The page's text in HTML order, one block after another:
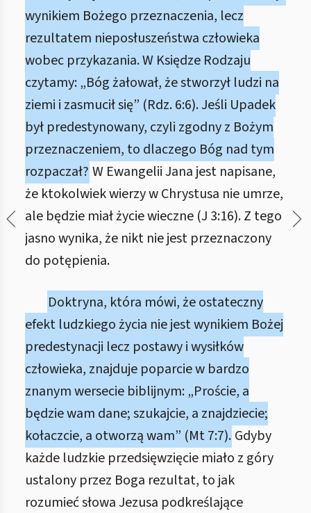
wynikiem Bożego przeznaczenia, lecz
rezultatem nieposłuszeństwa człowieka
wobec przykazania. W Księdze Rodzaju
czytamy: „Bóg żałował, że stworzył ludzi na
ziemi i zasmucił się” (Rdz. 6:6). Jeśli Upadek
był predestynowany, czyli zgodny z Bożym
przeznaczeniem, to dlaczego Bóg nad tym
rozpaczał? W Ewangelii Jana jest napisane,
że ktokolwiek wierzy w Chrystusa nie umrze,
ale będzie miał życie wieczne (J 3:16). Z tego
jasno wynika, że nikt nie jest przeznaczony
do potępienia.
Doktryna, która mówi, że ostateczny
efekt ludzkiego życia nie jest wynikiem Bożej
predestynacji lecz postawy i wysiłków
człowieka, znajduje poparcie w bardzo
znanym wersecie biblijnym: „Proście, a
będzie wam dane; szukajcie, a znajdziecie;
kołaczcie, a otworzą wam” (Mt 7:7). Gdyby
każde ludzkie przedsięwzięcie miało z góry
ustalony przez Boga rezultat, to jak
rozumieć słowa Jezusa podkreślające